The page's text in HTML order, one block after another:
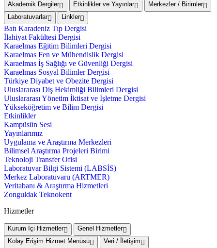
Akademik Dergiler Etkinlikler ve Yayınlar
Merkezler / Birimler
Laboratuvarlar
Linkler
Batı Karadeniz Tıp Dergisi
İlahiyat Fakültesi Dergisi
Karaelmas Eğitim Bilimleri Dergisi
Karaelmas Fen ve Mühendislik Dergisi
Karaelmas İş Sağlığı ve Güvenliği Dergisi
Karaelmas Sosyal Bilimler Dergisi
Türkiye Diyabet ve Obezite Dergisi
Uluslararası Diş Hekimliği Bilimleri Dergisi
Uluslararası Yönetim İktisat ve İşletme Dergisi
Yükseköğretim ve Bilim Dergisi
Etkinlikler
Kampüsün Sesi
Yayınlarımız
Uygulama ve Araştırma Merkezleri
Bilimsel Araştırma Projeleri Birimi
Teknoloji Transfer Ofisi
Laboratuvar Bilgi Sistemi (LABSİS)
Merkez Laboratuvaru (ARTMER)
Veritabanı & Araştırma Hizmetleri
Zonguldak Teknokent
Hizmetler
Kurum İçi Hizmetler
Genel Hizmetler
Kolay Erişim Hizmet Menüsü
Veri / İletişim